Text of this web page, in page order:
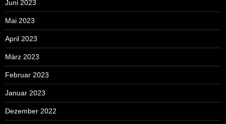
Juni 2023
Mai 2023
April 2023
März 2023
Februar 2023
Januar 2023
Dezember 2022